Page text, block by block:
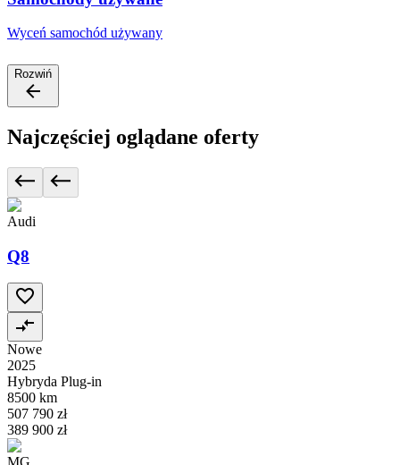
Wyceń samochód używany
Rozwiń
Najczęściej oglądane oferty
Audi
Q8
Nowe
2025
Hybryda Plug-in
8500 km
507 790 zł
389 900 zł